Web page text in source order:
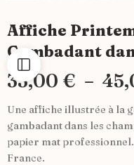
Affiche
Gambadant
33,00 € –
Une affiche illustrée à la
gambadant dans les
papier mat
France.